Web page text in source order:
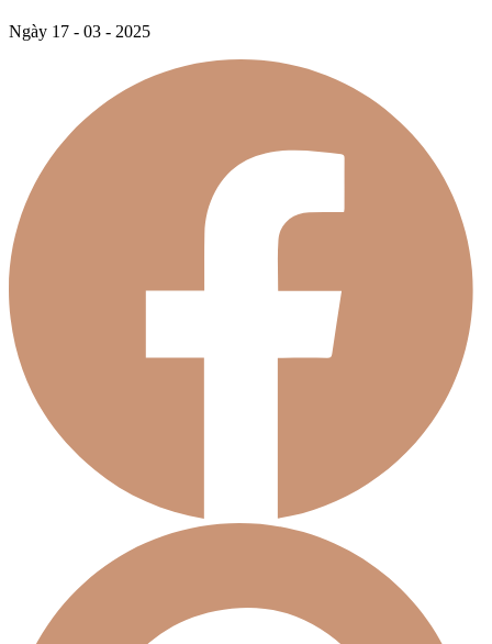
Ngày 17 - 03 - 2025